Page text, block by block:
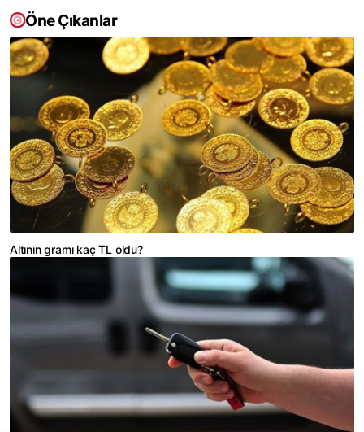
Öne Çıkanlar
Altının gramı kaç TL oldu?